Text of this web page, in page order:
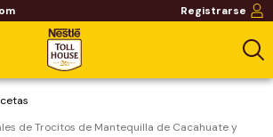
Registrarse
de Trocitos de Mantequilla de Cacahuate y